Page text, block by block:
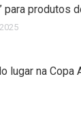
para produtos
lugar na Copa